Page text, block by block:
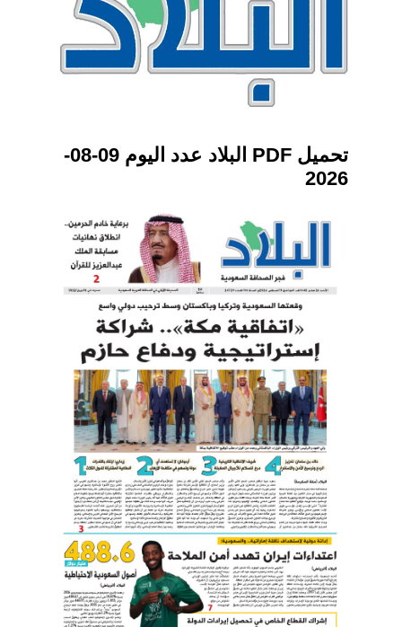
تحميل PDF البلاد عدد اليوم 09-08-
2026